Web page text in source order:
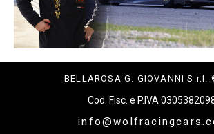
BELLAROSA G. GIOVANNI S.r.l.
Cod. Fisc. e P.IVA